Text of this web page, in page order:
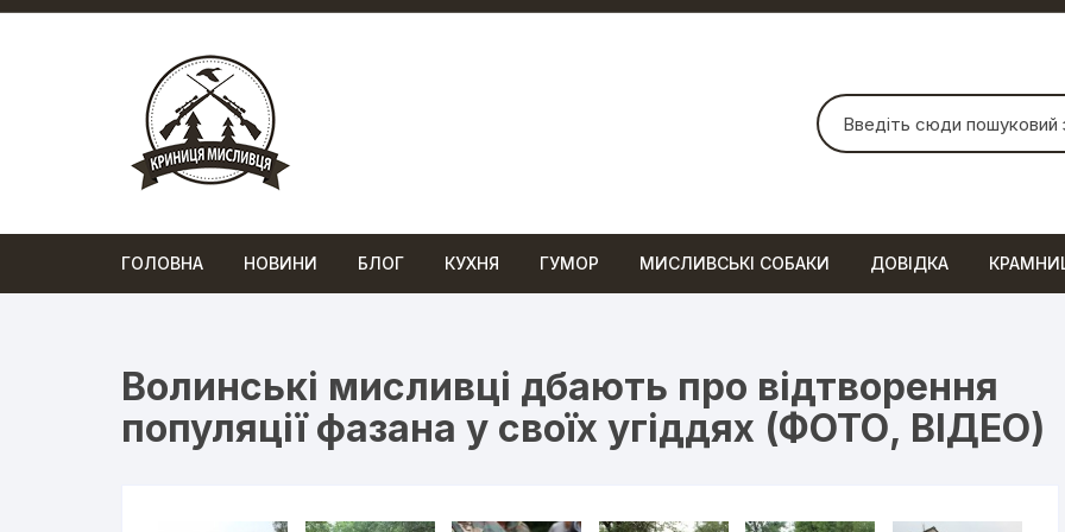
Перейти
Шукати:
ГОЛОВНА НОВИНИ БЛОГ КУХНЯ ГУМОР МИСЛИВСЬКІ СОБАКИ ДОВІДКА
Волинські мисливці дбають про відтворення
популяції фазана у своїх угіддях (ФОТО, ВІДЕО)